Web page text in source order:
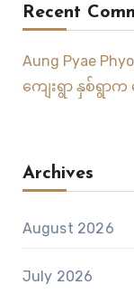
Recent
Aung Pyae Phyo
ကျေးရွာ နှစ်ရွာ
Archives
August 2026
July 2026